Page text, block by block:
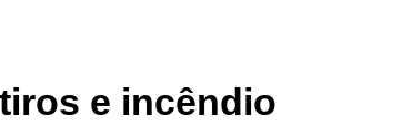
e incêndio